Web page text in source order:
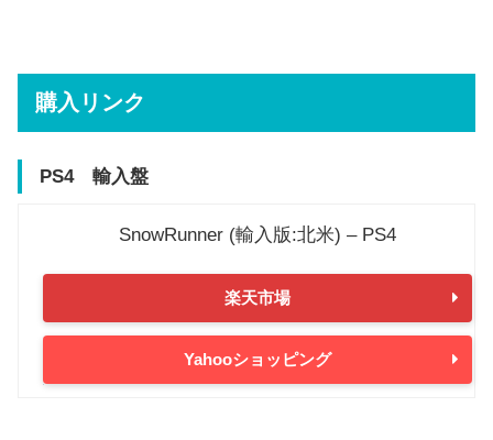
購入リンク
PS4 輸入盤
SnowRunner (輸入版:北米) – PS4
楽天市場
Yahooショッピング